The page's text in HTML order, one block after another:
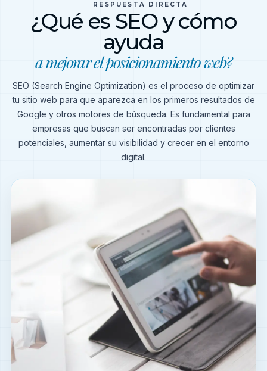
RESPUESTA DIRECTA
¿Qué es SEO y cómo
ayuda
a mejorar el posicionamiento web?
SEO (Search Engine Optimization) es el proceso de optimizar
tu sitio web para que aparezca en los primeros resultados de
Google y otros motores de búsqueda. Es fundamental para
empresas que buscan ser encontradas por clientes
potenciales, aumentar su visibilidad y crecer en el entorno
digital.